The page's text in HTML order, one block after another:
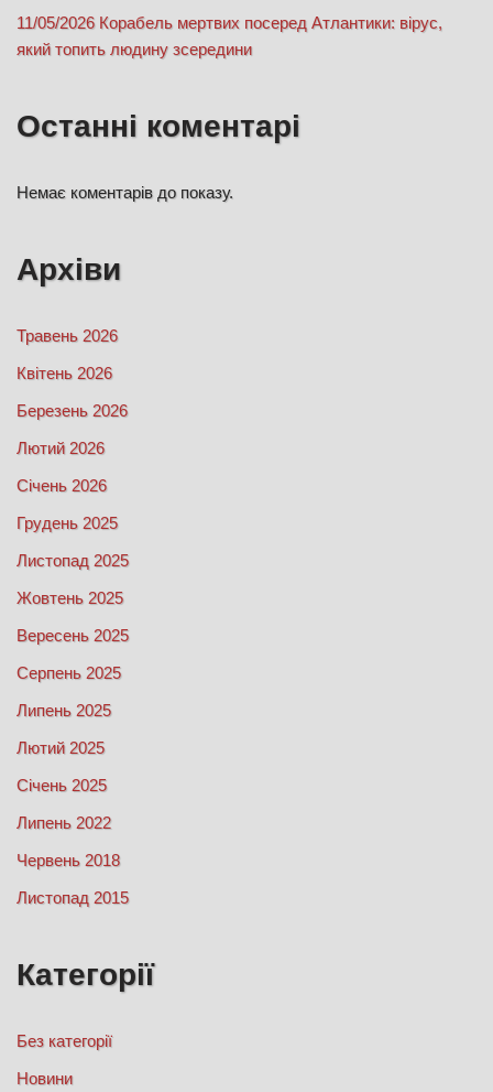
11/05/2026 Корабель мертвих посеред Атлантики: вірус,
який топить людину зсередини
Останні коментарі
Немає коментарів до показу.
Архіви
Травень 2026
Квітень 2026
Березень 2026
Лютий 2026
Січень 2026
Грудень 2025
Листопад 2025
Жовтень 2025
Вересень 2025
Серпень 2025
Липень 2025
Лютий 2025
Січень 2025
Липень 2022
Червень 2018
Листопад 2015
Категорії
Без категорії
Новини